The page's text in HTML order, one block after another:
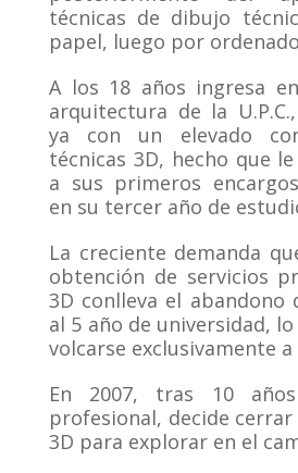
técnicas de dibujo
papel, luego por
A los 18 años ingresa
arquitectura de la
ya con un elevado
técnicas 3D, hecho que
a sus primeros
en su tercer año de
La creciente demanda
obtención de servicios
3D conlleva el abandono
al 5 año de universidad,
volcarse exclusivamente
En 2007, tras 10
profesional, decide
3D para explorar en el